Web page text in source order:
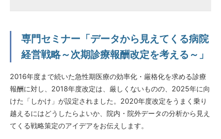
専門セミナー「データから見えてくる病院
経営戦略～次期診療報酬改定を考える～」
2016年度まで続いた急性期医療の効率化・厳格化を求める診療
報酬に対し、2018年度改定は、厳しくないものの、2025年に向
けた「しかけ」が設定されました。2020年度改定をうまく乗り
越えるにはどうしたらよいか、院内・院外データの分析から見え
てくる戦略策定のアイデアをお伝えします。